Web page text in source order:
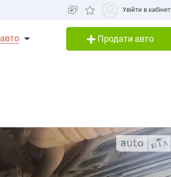
Увійти в кабінет
Продати авто